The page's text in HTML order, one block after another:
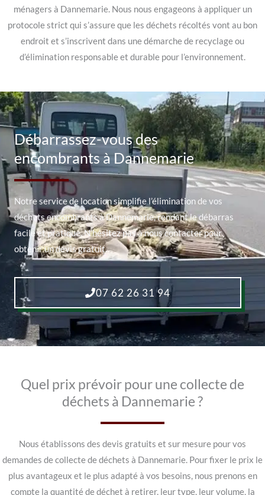
ménagers à Dannemarie. Nous nous engageons à appliquer un
protocole strict qui s’assure que les déchets récoltés vont au bon
endroit et s’inscrivent dans une démarche de recyclage ou
d’élimination responsable et durable pour l’environnement.
Débarrassez-vous des
encombrants à Dannemarie
Notre service de location simplifie l’élimination de vos
déchets encombrants à Dannemarie, rendant le débarras
facile et pratique. N’hésitez pas à nous contacter pour
obtenir un devis gratuit.
07 62 26 31 94
Quel prix prévoir pour une collecte de
déchets à Dannemarie ?
Nous établissons des devis gratuits et sur mesure pour vos
demandes de collecte de déchets à Dannemarie. Pour fixer le prix le
plus avantageux et le plus adapté à vos besoins, nous prenons en
compte la quantité de déchet à retirer, leur type, leur volume, la